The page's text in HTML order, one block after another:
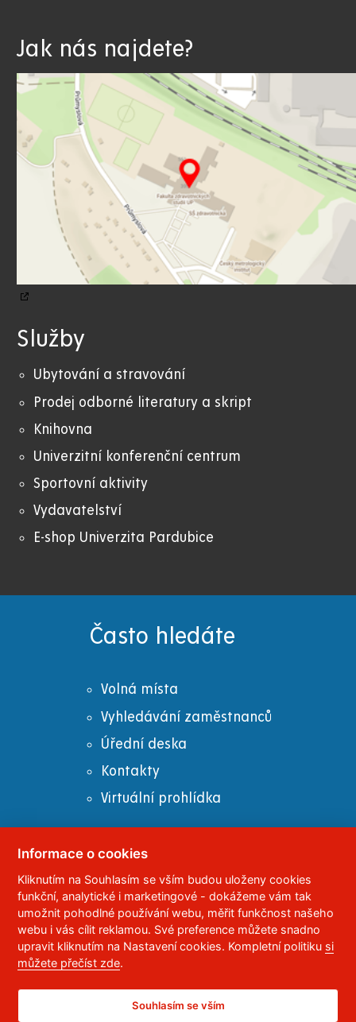
Jak nás najdete?
Služby
Ubytování a stravování
Prodej odborné literatury a skript
Knihovna
Univerzitní konferenční centrum
Sportovní aktivity
Vydavatelství
E-shop Univerzita Pardubice
Často hledáte
Volná místa
Vyhledávání zaměstnanců
Úřední deska
Kontakty
Virtuální prohlídka
© 2023 Univerzita Pardubice,Studentská 95
532 10 Pardubice 2
Telefon: 466 036 111, 466 036 112, 466 036 113
Správce webu ,RSS
ID datové schránky:
Prohlášení o přístupnosti
Informace o cookies
Kliknutím na Souhlasím se vším budou uloženy cookies
funkční, analytické i marketingové - dokážeme vám tak
umožnit pohodlné používání webu, měřit funkčnost našeho
webu i vás cílit reklamou. Své preference můžete snadno
upravit kliknutím na Nastavení cookies. Kompletní politiku si
můžete přečíst zde.
Souhlasím se vším